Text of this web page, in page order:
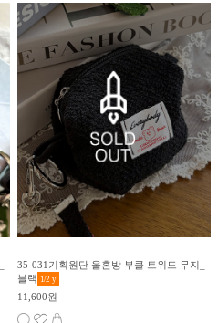
35-031기획원단 울혼방 부클 트위드 무지_
블랙 1/2 y
11,600원